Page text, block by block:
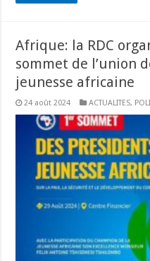
Afrique: la RDC
sommet de l’union
jeunesse africaine
24 août 2024 ACTUALITES,